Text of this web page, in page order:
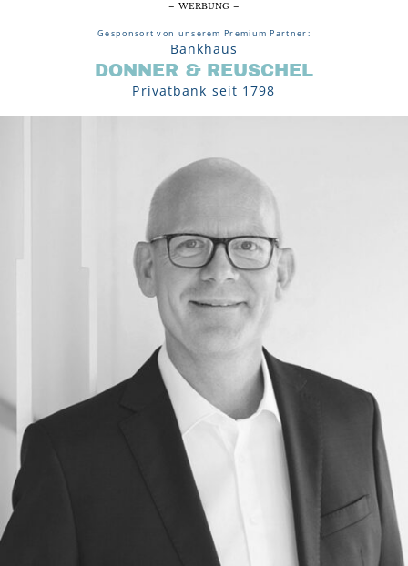
– WERBUNG –
Gesponsort von unserem Premium Partner:
Bankhaus
DONNER & REUSCHEL
Privatbank seit 1798